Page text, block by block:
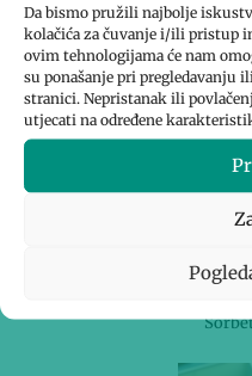
Da bismo pružili najbolje
kolačića za čuvanje i/ili pristup
ovim tehnologijama će nam
su ponašanje pri pregledavanju
stranici. Nepristanak ili
utjecati na određene
1 …